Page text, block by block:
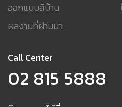
ออกแบบสีบ้าน
ผลงานที่ผ่านมา
Call Center
02 815 5888